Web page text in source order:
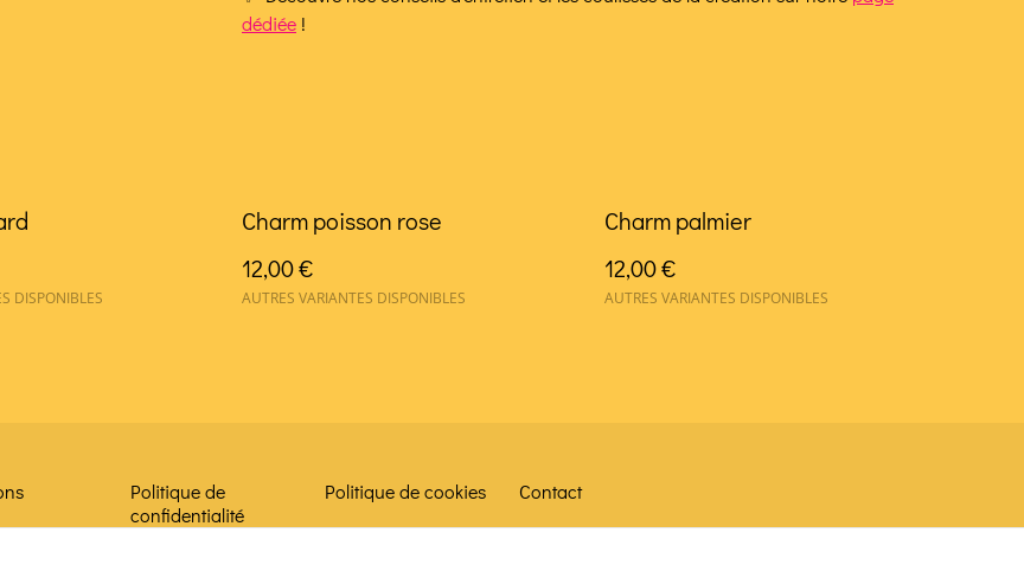
dédiée !
DISPONIBLES
Charm poisson rose
12,00 €
AUTRES VARIANTES DISPONIBLES
Charm palmier
12,00 €
AUTRES VARIANTES DISPONIBLES
Politique de
confidentialité
Politique de cookies Contact